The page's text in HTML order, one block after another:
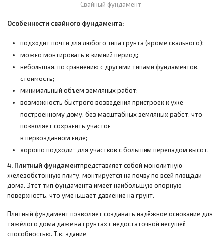
Свайный фундамент
Особенности свайного фундамента:
подходит почти для любого типа грунта (кроме скального);
можно монтировать в зимний период;
небольшая, по сравнению с другими типами фундаментов,
стоимость;
минимальный объем земляных работ;
возможность быстрого возведения пристроек к уже
построенному дому, без масштабных земляных работ, что
позволяет сохранить участок
в первозданном виде;
хорошо подходит для участков с большим перепадом высот.
4. Плитный фундаментпредставляет собой монолитную
железобетонную плиту, монтируется на почву по всей площади
дома. Этот тип фундамента имеет наибольшую опорную
поверхность, что уменьшает давление на грунт.
Плитный фундамент позволяет создавать надёжное основание для
тяжёлого дома даже на грунтах с недостаточной несущей
способностью. Т.к. здание